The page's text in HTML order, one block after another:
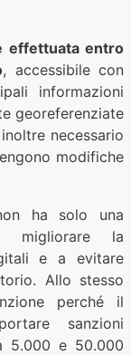
effettuata entro
, accessibile con
informazioni
georeferenziate
necessario
modifiche
ha solo una
migliorare la
e a evitare
Allo stesso
perché il
sanzioni
5.000 e 50.000